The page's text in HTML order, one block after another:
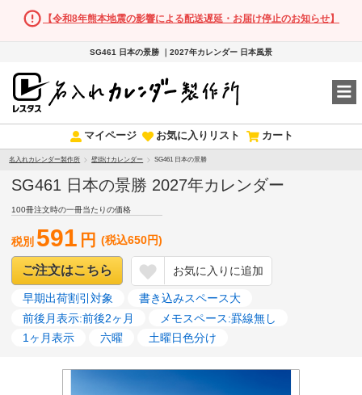
【令和8年熊本地震の影響による配送遅延・お届け停止のお知らせ】
SG461 日本の景勝 ｜2027年カレンダー 日本風景
マイページ お気に入りリスト カート
名入れカレンダー製作所 壁掛けカレンダー SG461 日本の景勝
SG461 日本の景勝 2027年カレンダー
100冊注文時の一冊当たりの価格
税別 591 円 (税込650円)
ご注文はこちら お気に入りに追加
早期出荷割引対象
書き込みスペース大
前後月表示:前後2ヶ月
メモスペース:罫線無し
1ヶ月表示
六曜 土曜日色分け